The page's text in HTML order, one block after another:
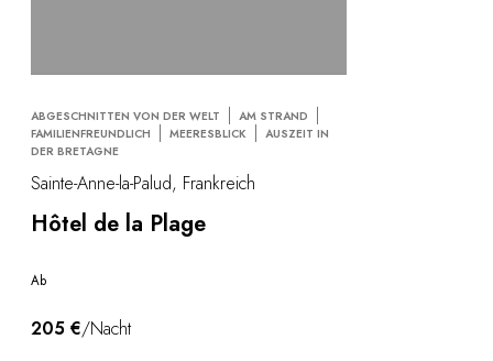
ABGESCHNITTEN VON DER WELT
AM STRAND
FAMILIENFREUNDLICH
MEERESBLICK
AUSZEIT IN
DER BRETAGNE
Sainte-Anne-la-Palud, Frankreich
Hôtel de la Plage
Ab
205 €/Nacht